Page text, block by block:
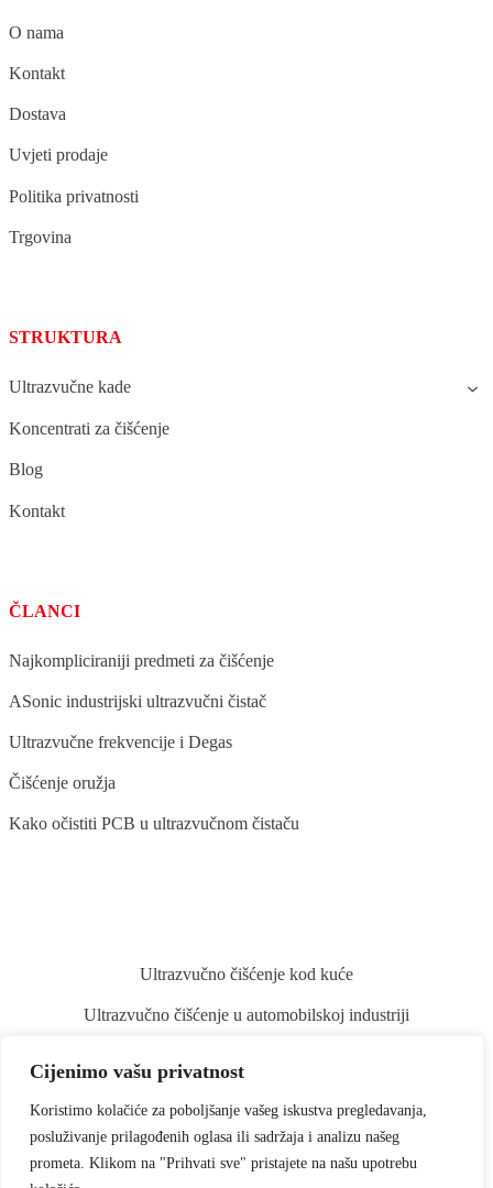
Cijenimo vašu privatnost
Koristimo kolačiće za poboljšanje vašeg iskustva pregledavanja,
posluživanje prilagođenih oglasa ili sadržaja i analizu našeg
prometa. Klikom na "Prihvati sve" pristajete na našu upotrebu
O nama
Kontakt
Dostava
Uvjeti prodaje
Politika privatnosti
Trgovina
STRUKTURA
Ultrazvučne kade
Koncentrati za čišćenje
Blog
Kontakt
ČLANCI
Najkompliciraniji predmeti za čišćenje
ASonic industrijski ultrazvučni čistač
Ultrazvučne frekvencije i Degas
Čišćenje oružja
Kako očistiti PCB u ultrazvučnom čistaču
Ultrazvučno čišćenje kod kuće
Ultrazvučno čišćenje u automobilskoj industriji
Ultrazvučno čišćenje kistova za šminku